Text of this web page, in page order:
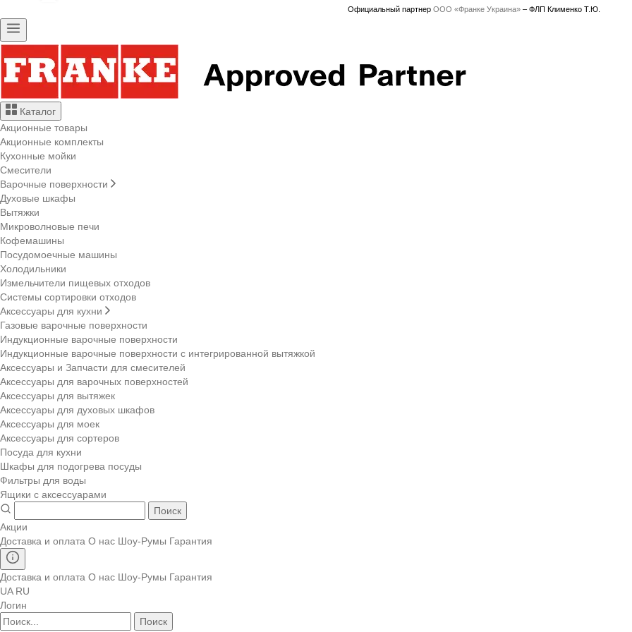
Официальный партнер ООО «Франке Украина» – ФЛП Клименко Т.Ю.
Каталог
Акционные товары
Акционные комплекты
Кухонные мойки
Смесители
Варочные поверхности
Духовые шкафы
Вытяжки
Микроволновые печи
Кофемашины
Посудомоечные машины
Холодильники
Измельчители пищевых отходов
Системы сортировки отходов
Аксессуары для кухни
Газовые варочные поверхности
Индукционные варочные поверхности
Индукционные варочные поверхности с интегрированной вытяжкой
Аксессуары и Запчасти для смесителей
Аксессуары для варочных поверхностей
Аксессуары для вытяжек
Аксессуары для духовых шкафов
Аксессуары для моек
Аксессуары для сортеров
Посуда для кухни
Шкафы для подогрева посуды
Фильтры для воды
Ящики с аксессуарами
Поиск
Акции
Доставка и оплата О нас Шоу-Румы Гарантия
Доставка и оплата О нас Шоу-Румы Гарантия
UA RU
Логин
Поиск